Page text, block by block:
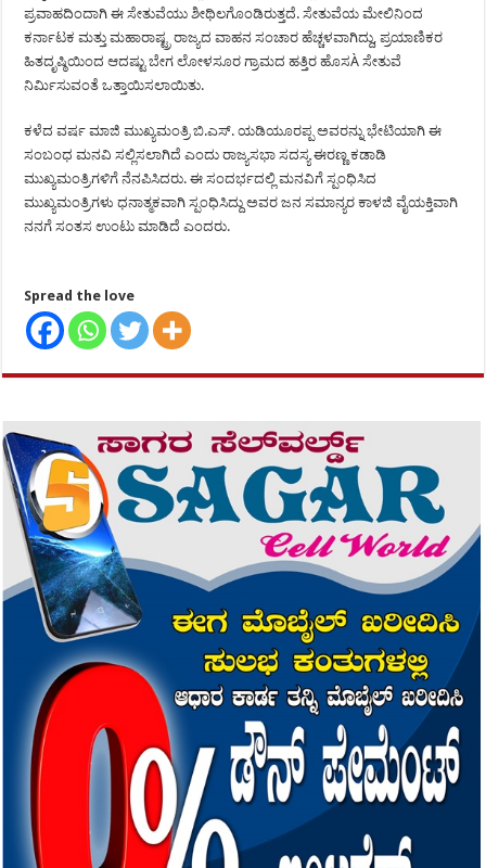
ಪ್ರವಾಹದಿಂದಾಗಿ ಈ ಸೇತುವೆಯು ಶೀಥಿಲಗೊಂಡಿರುತ್ತದೆ. ಸೇತುವೆಯ ಮೇಲಿನಿಂದ
ಕರ್ನಾಟಕ ಮತ್ತು ಮಹಾರಾಷ್ಟ್ರ ರಾಜ್ಯದ ವಾಹನ ಸಂಚಾರ ಹೆಚ್ಚಳವಾಗಿದ್ದು, ಪ್ರಯಾಣಿಕರ
ಹಿತದೃಷ್ಠಿಯಿಂದ ಆದಷ್ಟು ಬೇಗ ಲೋಳಸೂರ ಗ್ರಾಮದ ಹತ್ತಿರ ಹೊಸÀ ಸೇತುವೆ
ನಿರ್ಮಿಸುವಂತೆ ಒತ್ತಾಯಿಸಲಾಯಿತು.
ಕಳೆದ ವರ್ಷ ಮಾಜಿ ಮುಖ್ಯಮಂತ್ರಿ ಬಿ.ಎಸ್. ಯಡಿಯೂರಪ್ಪ ಅವರನ್ನು ಭೇಟಿಯಾಗಿ ಈ
ಸಂಬಂಧ ಮನವಿ ಸಲ್ಲಿಸಲಾಗಿದೆ ಎಂದು ರಾಜ್ಯಸಭಾ ಸದಸ್ಯ ಈರಣ್ಣ ಕಡಾಡಿ
ಮುಖ್ಯಮಂತ್ರಿಗಳಿಗೆ ನೆನಪಿಸಿದರು. ಈ ಸಂದರ್ಭದಲ್ಲಿ ಮನವಿಗೆ ಸ್ಪಂಧಿಸಿದ
ಮುಖ್ಯಮಂತ್ರಿಗಳು ಧನಾತ್ಮಕವಾಗಿ ಸ್ಪಂಧಿಸಿದ್ದು ಅವರ ಜನ ಸಮಾನ್ಯರ ಕಾಳಜಿ ವೈಯಕ್ತಿವಾಗಿ
ನನಗೆ ಸಂತಸ ಉಂಟು ಮಾಡಿದೆ ಎಂದರು.
Spread the love